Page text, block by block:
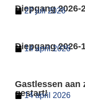
Diepgang 2026-
27 juli 2026
Diepgang 2026-
14 april 2026
Gastlessen aan
gestart!
14 april 2026